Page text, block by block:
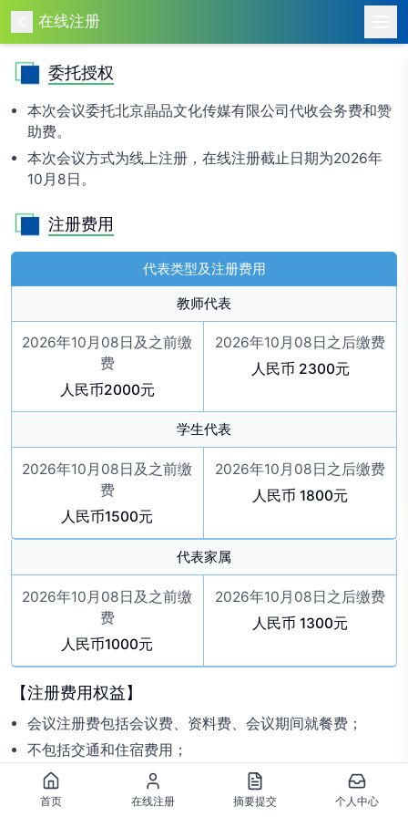
在线注册
委托授权
本次会议委托北京晶品文化传媒有限公司代收会务费和赞
助费。
本次会议方式为线上注册，在线注册截止日期为2026年
10月8日。
注册费用
代表类型及注册费用
教师代表
2026年10月08日及之前缴
费
人民币2000元
2026年10月08日之后缴费
人民币 2300元
学生代表
2026年10月08日及之前缴
费
人民币1500元
2026年10月08日之后缴费
人民币 1800元
代表家属
2026年10月08日及之前缴
费
人民币1000元
2026年10月08日之后缴费
人民币 1300元
【注册费用权益】
会议注册费包括会议费、资料费、会议期间就餐费；
不包括交通和住宿费用；
会议注册费用标准以实际缴费时间确定。
首页 在线注册 摘要提交 个人中心